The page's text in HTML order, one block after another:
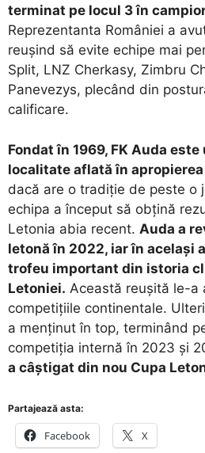
terminat pe locul 3 în
Reprezentanta României a
reușind să evite echipe mai
Split, LNZ Cherkasy, Zimbru
Panevezys, plecând din
calificare.
Fondat în 1969, FK Auda
localitate aflată în
dacă are o tradiție de peste o
echipa a început să obțină
Letonia abia recent. Auda a
letonă în 2022, iar în același
trofeu important din istoria
Letoniei. Această reușită le-a
competițiile continentale.
a menținut în top, terminând
competiția internă în 2023 și
a câștigat din nou Cupa
Partajează asta:
Facebook X